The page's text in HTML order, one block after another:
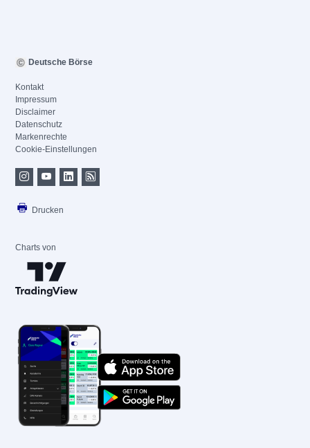
Deutsche Börse
Kontakt
Impressum
Disclaimer
Datenschutz
Markenrechte
Cookie-Einstellungen
Drucken
Charts von